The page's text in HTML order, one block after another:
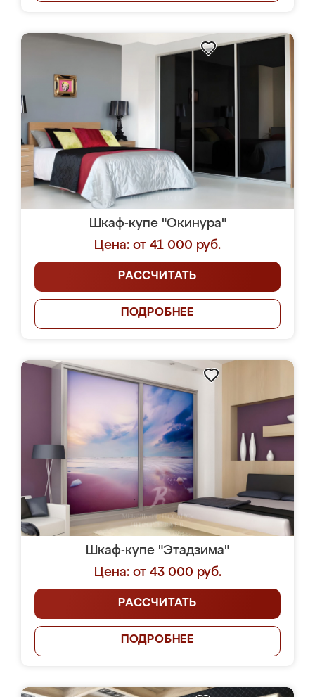
Шкаф-купе "Окинура"
Цена: от 41 000 руб.
РАССЧИТАТЬ
ПОДРОБНЕЕ
Шкаф-купе "Этадзима"
Цена: от 43 000 руб.
РАССЧИТАТЬ
ПОДРОБНЕЕ